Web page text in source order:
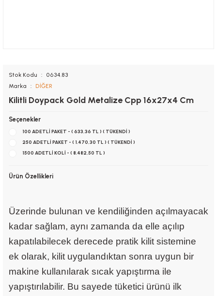
Stok Kodu
0634.83
Marka
DİĞER
Kilitli Doypack Gold Metalize Cpp 16x27x4 Cm
Seçenekler
100 ADETLİ PAKET - ( 633,36 TL ) ( TÜKENDİ )
250 ADETLİ PAKET - ( 1.470,30 TL ) ( TÜKENDİ )
1500 ADETLİ KOLİ - ( 8.482,50 TL )
Ürün Özellikleri
Üzerinde bulunan ve kendiliğinden açılmayacak
kadar sağlam, aynı zamanda da elle açılıp
kapatılabilecek derecede pratik kilit sistemine
ek olarak, kilit uygulandıktan sonra uygun bir
makine kullanılarak sıcak yapıştırma ile
yapıştırılabilir. Bu sayede tüketici ürünü ilk